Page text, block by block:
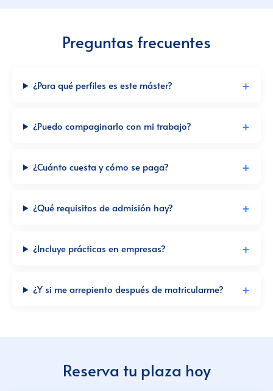
Preguntas frecuentes
¿Para qué perfiles es este máster?
¿Puedo compaginarlo con mi trabajo?
¿Cuánto cuesta y cómo se paga?
¿Qué requisitos de admisión hay?
¿Incluye prácticas en empresas?
¿Y si me arrepiento después de matricularme?
Reserva tu plaza hoy